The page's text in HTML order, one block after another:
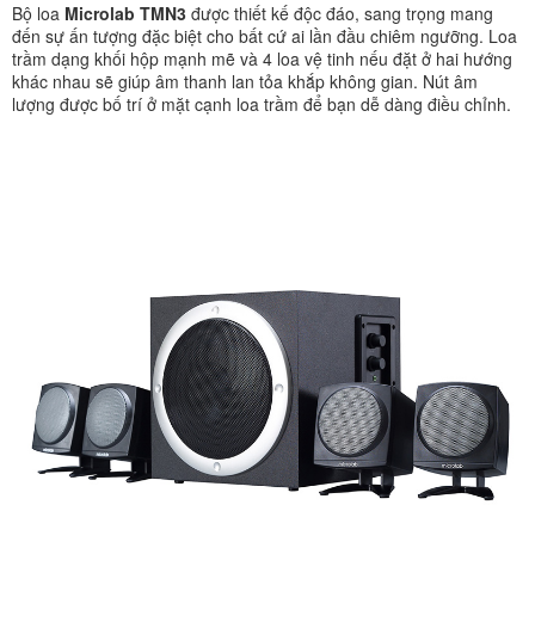
Bộ loa Microlab TMN3 được thiết kế độc đáo, sang trọng mang
đến sự ấn tượng đặc biệt cho bất cứ ai lần đầu chiêm ngưỡng. Loa
trầm dạng khối hộp mạnh mẽ và 4 loa vệ tinh nếu đặt ở hai hướng
khác nhau sẽ giúp âm thanh lan tỏa khắp không gian. Nút âm
lượng được bố trí ở mặt cạnh loa trầm để bạn dễ dàng điều chỉnh.